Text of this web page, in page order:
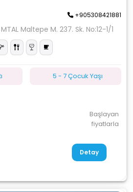
+905308421881
Maltepe M. 237. Sk. No:12-1/1
5 - 7 Çocuk Yaşı
Başlayan
fiyatlarla
Detay